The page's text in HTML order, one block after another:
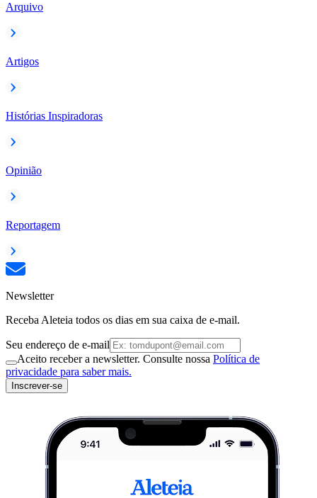
Arquivo
Artigos
Histórias Inspiradoras
Opinião
Reportagem
Newsletter
Receba Aleteia todos os dias em sua caixa de e-mail.
Seu endereço de e-mail
Aceito receber a newsletter. Consulte nossa Política de
privacidade para saber mais.
Inscrever-se